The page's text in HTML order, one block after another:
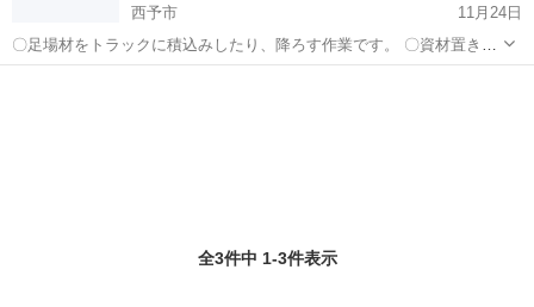
西予市
11月24日
〇足場材をトラックに積込みしたり、降ろす作業です。 〇資材置き場
の整理をしてもらいます。
全3件中 1-3件表示